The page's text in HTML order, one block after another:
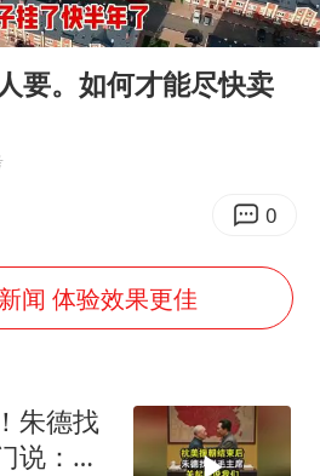
地要求领导干部带头休假
国足1分钟轰2球
哪吒汽车南宁工厂设备降价20%拍卖
粮液渠道价一箱上涨近百元
法国下周开始禁止未经同意的电话营销
80后女柜员逆袭成4200亿银行副行长
00:49
要。如何才能尽快卖
0
闻 体验效果更佳
朱德找
说：我